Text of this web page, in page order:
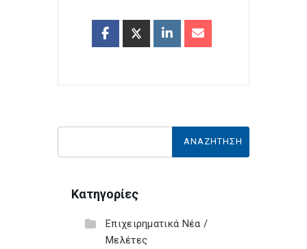
Κατηγορίες
Επιχειρηματικά Νέα /
Μελέτες